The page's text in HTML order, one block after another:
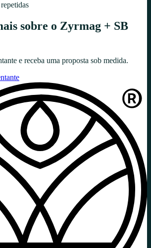
sobre o Zyrmag + SB
e receba uma proposta sob medida.